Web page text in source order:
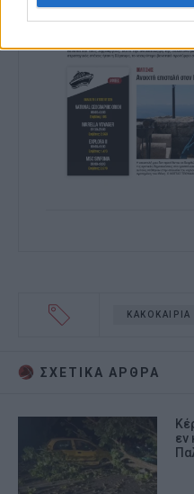
ΚΑΚΟΚΑΙΡΙΑ
ΣΧΕΤΙΚA AΡΘΡΑ
εν